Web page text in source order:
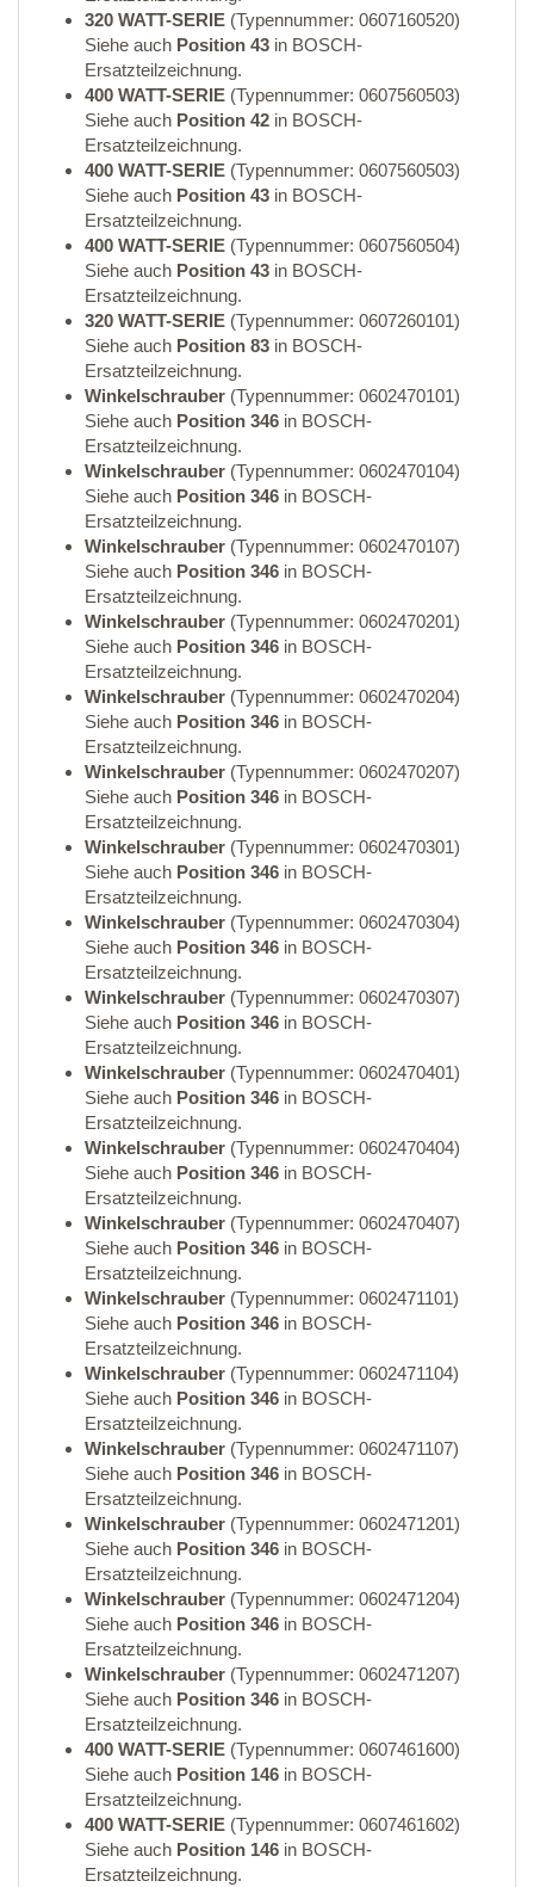
320 WATT-SERIE (Typennummer: 0607160520)
Siehe auch Position 43 in BOSCH-
Ersatzteilzeichnung.
400 WATT-SERIE (Typennummer: 0607560503)
Siehe auch Position 42 in BOSCH-
Ersatzteilzeichnung.
400 WATT-SERIE (Typennummer: 0607560503)
Siehe auch Position 43 in BOSCH-
Ersatzteilzeichnung.
400 WATT-SERIE (Typennummer: 0607560504)
Siehe auch Position 43 in BOSCH-
Ersatzteilzeichnung.
320 WATT-SERIE (Typennummer: 0607260101)
Siehe auch Position 83 in BOSCH-
Ersatzteilzeichnung.
Winkelschrauber (Typennummer: 0602470101)
Siehe auch Position 346 in BOSCH-
Ersatzteilzeichnung.
Winkelschrauber (Typennummer: 0602470104)
Siehe auch Position 346 in BOSCH-
Ersatzteilzeichnung.
Winkelschrauber (Typennummer: 0602470107)
Siehe auch Position 346 in BOSCH-
Ersatzteilzeichnung.
Winkelschrauber (Typennummer: 0602470201)
Siehe auch Position 346 in BOSCH-
Ersatzteilzeichnung.
Winkelschrauber (Typennummer: 0602470204)
Siehe auch Position 346 in BOSCH-
Ersatzteilzeichnung.
Winkelschrauber (Typennummer: 0602470207)
Siehe auch Position 346 in BOSCH-
Ersatzteilzeichnung.
Winkelschrauber (Typennummer: 0602470301)
Siehe auch Position 346 in BOSCH-
Ersatzteilzeichnung.
Winkelschrauber (Typennummer: 0602470304)
Siehe auch Position 346 in BOSCH-
Ersatzteilzeichnung.
Winkelschrauber (Typennummer: 0602470307)
Siehe auch Position 346 in BOSCH-
Ersatzteilzeichnung.
Winkelschrauber (Typennummer: 0602470401)
Siehe auch Position 346 in BOSCH-
Ersatzteilzeichnung.
Winkelschrauber (Typennummer: 0602470404)
Siehe auch Position 346 in BOSCH-
Ersatzteilzeichnung.
Winkelschrauber (Typennummer: 0602470407)
Siehe auch Position 346 in BOSCH-
Ersatzteilzeichnung.
Winkelschrauber (Typennummer: 0602471101)
Siehe auch Position 346 in BOSCH-
Ersatzteilzeichnung.
Winkelschrauber (Typennummer: 0602471104)
Siehe auch Position 346 in BOSCH-
Ersatzteilzeichnung.
Winkelschrauber (Typennummer: 0602471107)
Siehe auch Position 346 in BOSCH-
Ersatzteilzeichnung.
Winkelschrauber (Typennummer: 0602471201)
Siehe auch Position 346 in BOSCH-
Ersatzteilzeichnung.
Winkelschrauber (Typennummer: 0602471204)
Siehe auch Position 346 in BOSCH-
Ersatzteilzeichnung.
Winkelschrauber (Typennummer: 0602471207)
Siehe auch Position 346 in BOSCH-
Ersatzteilzeichnung.
400 WATT-SERIE (Typennummer: 0607461600)
Siehe auch Position 146 in BOSCH-
Ersatzteilzeichnung.
400 WATT-SERIE (Typennummer: 0607461602)
Siehe auch Position 146 in BOSCH-
Ersatzteilzeichnung.